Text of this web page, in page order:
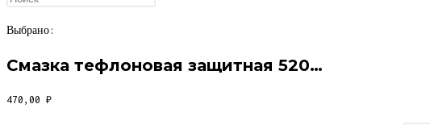
Выбрано:
Смазка тефлоновая защитная 520…
470,00 ₽